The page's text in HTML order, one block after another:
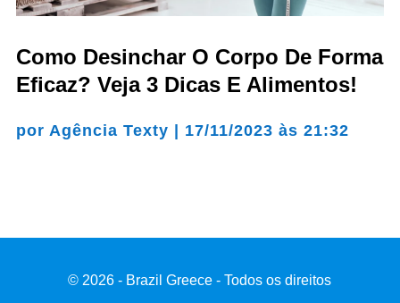
Como Desinchar O Corpo De Forma
Eficaz? Veja 3 Dicas E Alimentos!
por Agência Texty 17/11/2023 às 21:32
© 2026 - Brazil Greece - Todos os direitos